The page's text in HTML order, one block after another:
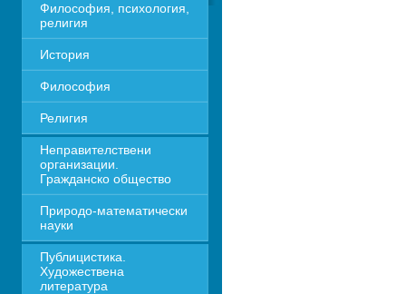
Философия, психология,
религия
История
Философия
Религия
Неправителствени
организации.
Гражданско общество
Природо-математически
науки
Публицистика.
Художествена
литература